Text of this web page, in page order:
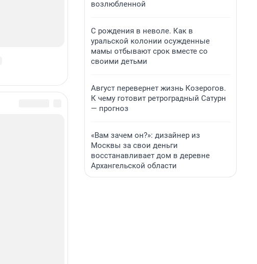
возлюбленной
С рождения в неволе. Как в
уральской колонии осужденные
мамы отбывают срок вместе со
своими детьми
Август перевернет жизнь Козерогов.
К чему готовит ретроградный Сатурн
— прогноз
«Вам зачем он?»: дизайнер из
Москвы за свои деньги
восстанавливает дом в деревне
Архангельской области